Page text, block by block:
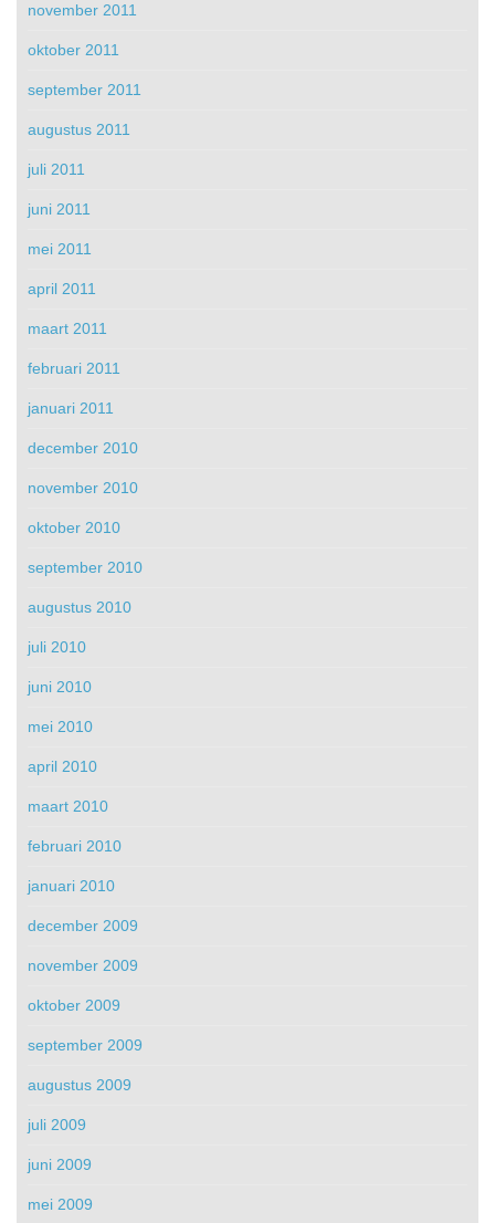
november 2011
oktober 2011
september 2011
augustus 2011
juli 2011
juni 2011
mei 2011
april 2011
maart 2011
februari 2011
januari 2011
december 2010
november 2010
oktober 2010
september 2010
augustus 2010
juli 2010
juni 2010
mei 2010
april 2010
maart 2010
februari 2010
januari 2010
december 2009
november 2009
oktober 2009
september 2009
augustus 2009
juli 2009
juni 2009
mei 2009